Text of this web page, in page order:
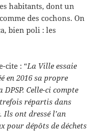
habitants, dont un
des cochons. On
bien poli : les
cite : “La Ville essaie
en 2016 sa propre
Celle-ci compte
répartis dans
Ils ont dressé l’an
pour dépôts de déchets